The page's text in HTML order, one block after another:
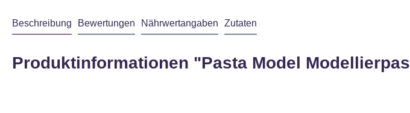
Beschreibung Bewertungen Nährwertangaben Zutaten
Produktinformationen "Pasta Model